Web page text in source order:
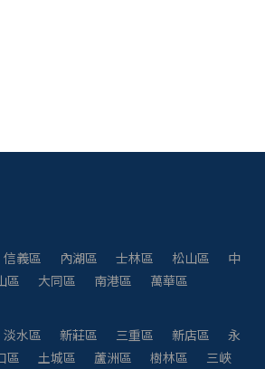
信義區 內湖區 士林區 松山區
中
區 大同區 南港區
萬華區
淡水區 新莊區 三重區 新店區
永
區 土城區 蘆洲區 樹林區
三峽